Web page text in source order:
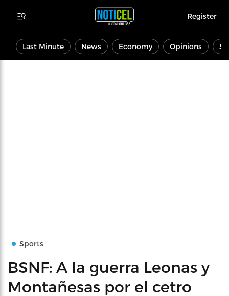
Register
Last Minute News Economy Opinions
Sports
BSNF: A la guerra Leonas y
Montañesas por el cetro